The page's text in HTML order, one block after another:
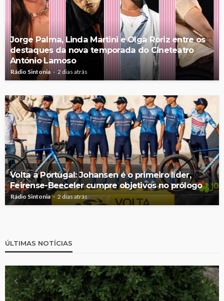
Jorge Palma, Linda Martini e Olga Roriz entre os
destaques da nova temporada do Cineteatro
António Lamoso
Rádio Sintonia 2 dias atrás
Volta a Portugal: Johansen é o primeiro líder,
Feirense-Beeceler cumpre objetivos no prólogo
Rádio Sintonia 2 dias atrás
ÚLTIMAS NOTÍCIAS